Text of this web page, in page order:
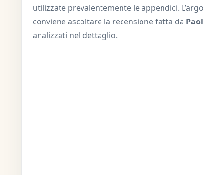
utilizzate prevalentemente le appendici.
conviene ascoltare la recensione fatta da
analizzati nel dettaglio.